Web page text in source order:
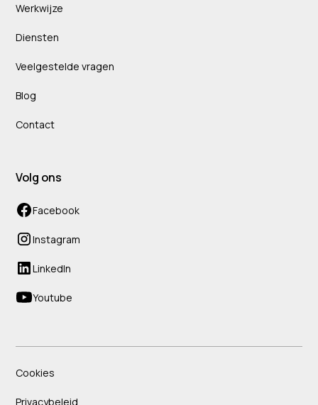
Werkwijze
Diensten
Veelgestelde vragen
Blog
Contact
Volg ons
Facebook
Instagram
LinkedIn
Youtube
Cookies
Privacybeleid